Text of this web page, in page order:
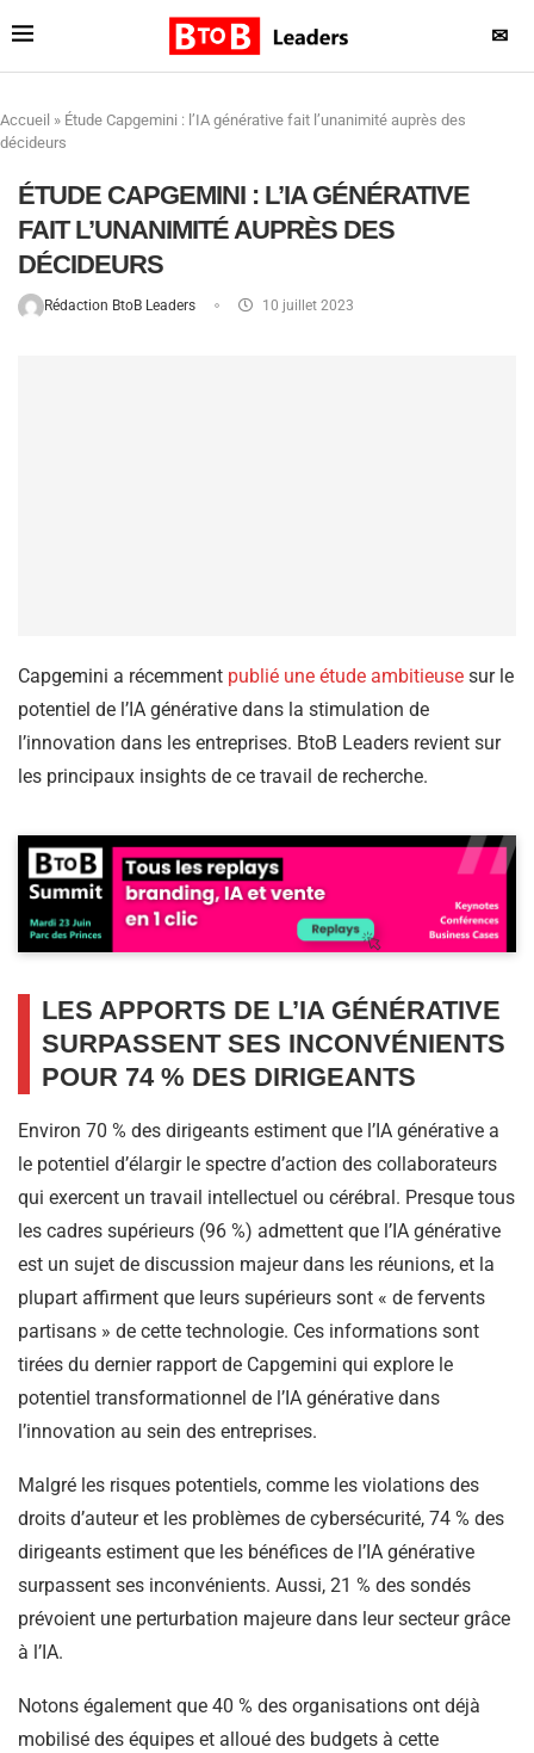
✉
Accueil » Étude Capgemini : l’IA générative fait l’unanimité auprès des
décideurs
ÉTUDE CAPGEMINI : L’IA GÉNÉRATIVE
FAIT L’UNANIMITÉ AUPRÈS DES
DÉCIDEURS
Rédaction BtoB Leaders 10 juillet 2023
Capgemini a récemment publié une étude ambitieuse sur le
potentiel de l’IA générative dans la stimulation de
l’innovation dans les entreprises. BtoB Leaders revient sur
les principaux insights de ce travail de recherche.
LES APPORTS DE L’IA GÉNÉRATIVE
SURPASSENT SES INCONVÉNIENTS
POUR 74 % DES DIRIGEANTS
Environ 70 % des dirigeants estiment que l’IA générative a
le potentiel d’élargir le spectre d’action des collaborateurs
qui exercent un travail intellectuel ou cérébral. Presque tous
les cadres supérieurs (96 %) admettent que l’IA générative
est un sujet de discussion majeur dans les réunions, et la
plupart affirment que leurs supérieurs sont « de fervents
partisans » de cette technologie. Ces informations sont
tirées du dernier rapport de Capgemini qui explore le
potentiel transformationnel de l’IA générative dans
l’innovation au sein des entreprises.
Malgré les risques potentiels, comme les violations des
droits d’auteur et les problèmes de cybersécurité, 74 % des
dirigeants estiment que les bénéfices de l’IA générative
surpassent ses inconvénients. Aussi, 21 % des sondés
prévoient une perturbation majeure dans leur secteur grâce
à l’IA.
Notons également que 40 % des organisations ont déjà
mobilisé des équipes et alloué des budgets à cette